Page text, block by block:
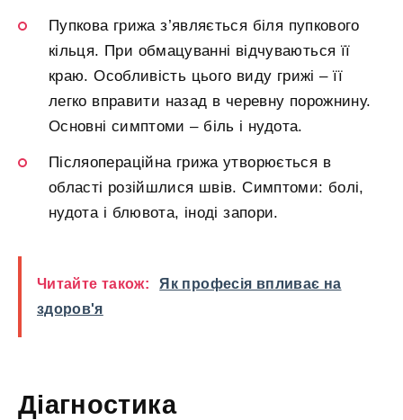
Пупкова грижа з’являється біля пупкового
кільця. При обмацуванні відчуваються її
краю. Особливість цього виду грижі – її
легко вправити назад в черевну порожнину.
Основні симптоми – біль і нудота.
Післяопераційна грижа утворюється в
області розійшлися швів. Симптоми: болі,
нудота і блювота, іноді запори.
Читайте також:
Як професія впливає на
здоров'я
Діагностика